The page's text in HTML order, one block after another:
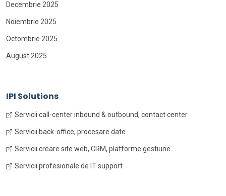
Decembrie 2025
Noiembrie 2025
Octombrie 2025
August 2025
IPI Solutions
Servicii call-center inbound & outbound, contact center
Servicii back-office, procesare date
Servicii creare site web, CRM, platforme gestiune
Servicii profesionale de IT support